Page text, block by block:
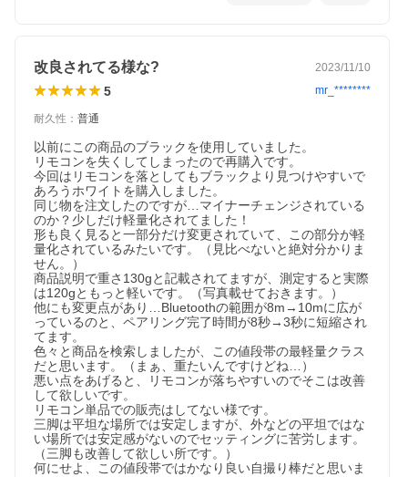
改良されてる様な? 2023/11/10
5 mr_********
耐久性 ： 普通
以前にこの商品のブラックを使用していました。
リモコンを失くしてしまったので再購入です。
今回はリモコンを落としてもブラックより見つけやすいで
あろうホワイトを購入しました。
同じ物を注文したのですが…マイナーチェンジされている
のか？少しだけ軽量化されてました！
形も良く見ると一部分だけ変更されていて、この部分が軽
量化されているみたいです。（見比べないと絶対分かりま
せん。）
商品説明で重さ130gと記載されてますが、測定すると実際
は120gともっと軽いです。（写真載せておきます。）
他にも変更点があり…Bluetoothの範囲が8m→10mに広が
っているのと、ペアリング完了時間が8秒→3秒に短縮され
てます。
色々と商品を検索しましたが、この値段帯の最軽量クラス
だと思います。（まぁ、重たいんですけどね…）
悪い点をあげると、リモコンが落ちやすいのでそこは改善
して欲しいです。
リモコン単品での販売はしてない様です。
三脚は平坦な場所では安定しますが、外などの平坦ではな
い場所では安定感がないのでセッティングに苦労します。
（三脚も改善して欲しい所です。）
何にせよ、この値段帯ではかなり良い自撮り棒だと思いま